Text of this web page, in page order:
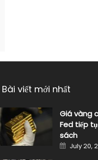
Bài viết mới nhất
Giá vàng
Fed tiếp
sách
Posted
on
July 20,